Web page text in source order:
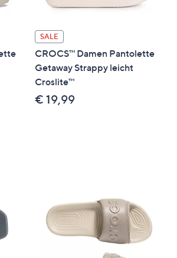
SALE
CROCS™ Damen Pantolette
Getaway Strappy leicht
Croslite™
€ 19,99